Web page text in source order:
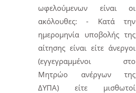
ωφελούμενων είναι οι
ακόλουθες: - Κατά την
ημερομηνία υποβολής της
αίτησης είναι είτε άνεργοι
(εγγεγραμμένοι στο
Μητρώο ανέργων της
ΔΥΠΑ) είτε μισθωτοί